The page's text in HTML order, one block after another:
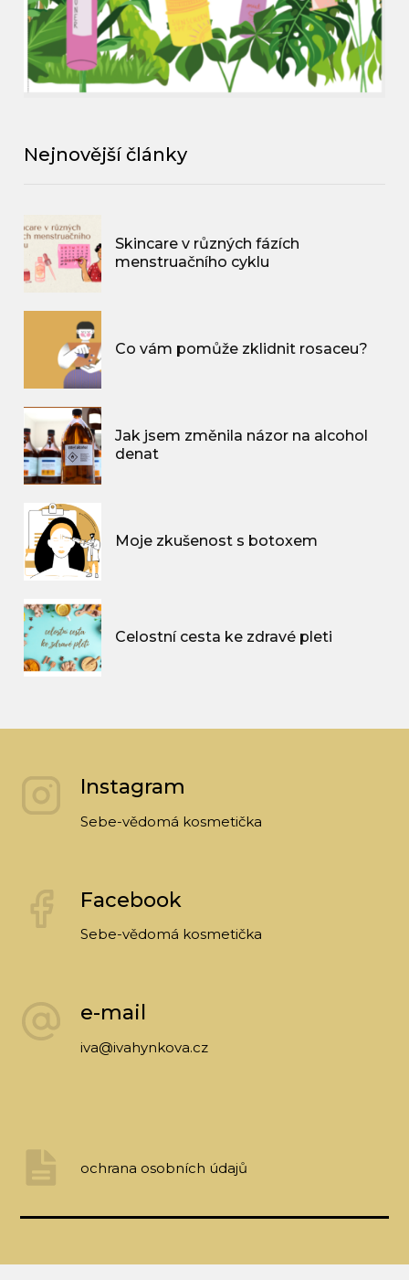
Nejnovější články
Skincare v různých fázích
menstruačního cyklu
Co vám pomůže zklidnit rosaceu?
Jak jsem změnila názor na alcohol
denat
Moje zkušenost s botoxem
Celostní cesta ke zdravé pleti
Instagram
Sebe-vědomá kosmetička
Facebook
Sebe-vědomá kosmetička
e-mail
iva@ivahynkova.cz
ochrana osobních údajů